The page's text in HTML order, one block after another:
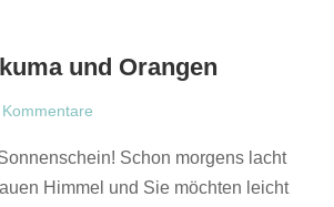
und Orangen
Schon morgens lacht
Himmel und Sie möchten leicht